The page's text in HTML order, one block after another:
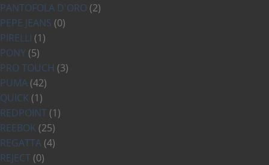
PANTOFOLA D'ORO (2)
PEPE JEANS (0)
PIRELLI (1)
PONY (5)
PRO TOUCH (3)
PUMA (42)
QUICK (1)
REDPOINT (1)
REEBOK (25)
REGATTA (4)
REJECT (0)